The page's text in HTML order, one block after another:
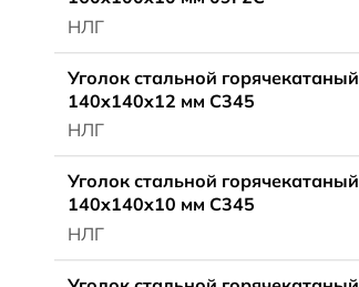
НЛГ
Уголок стальной горячекатаный
140x140x12 мм С345
НЛГ
Уголок стальной горячекатаный
140x140x10 мм С345
НЛГ